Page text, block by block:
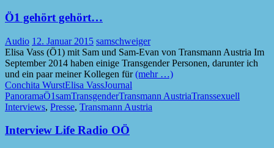
Ö1 gehört gehört…
Audio 12. Januar 2015 samschweiger
Elisa Vass (Ö1) mit Sam und Sam-Evan von Transmann Austria Im
September 2014 haben einige Transgender Personen, darunter ich
und ein paar meiner Kollegen für(mehr …)
Conchita WurstElisa VassJournal
PanoramaÖ1samTransgenderTransmann AustriaTranssexuell
Interviews, Presse, Transmann Austria
Interview Life Radio OÖ